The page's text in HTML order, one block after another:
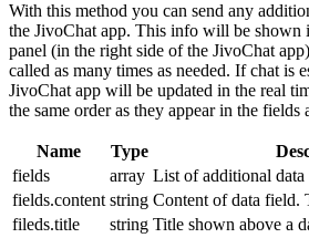
With this method you can send any
the JivoChat app. This info will be shown
panel (in the right side of the JivoChat
called as many times as needed. If chat is
JivoChat app will be updated in the real
the same order as they appear in the fields
Name Type
fields
array List of additional
fields.content string Content of data field.
fileds.title
string Title shown above a